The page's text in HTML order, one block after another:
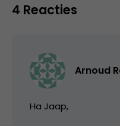
4 Reacties
Arnoud
Ha Jaap,